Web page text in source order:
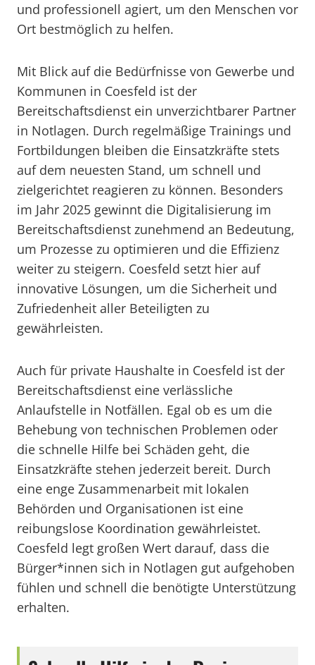
und professionell agiert, um den Menschen vor
Ort bestmöglich zu helfen.
Mit Blick auf die Bedürfnisse von Gewerbe und
Kommunen in Coesfeld ist der
Bereitschaftsdienst ein unverzichtbarer Partner
in Notlagen. Durch regelmäßige Trainings und
Fortbildungen bleiben die Einsatzkräfte stets
auf dem neuesten Stand, um schnell und
zielgerichtet reagieren zu können. Besonders
im Jahr 2025 gewinnt die Digitalisierung im
Bereitschaftsdienst zunehmend an Bedeutung,
um Prozesse zu optimieren und die Effizienz
weiter zu steigern. Coesfeld setzt hier auf
innovative Lösungen, um die Sicherheit und
Zufriedenheit aller Beteiligten zu
gewährleisten.
Auch für private Haushalte in Coesfeld ist der
Bereitschaftsdienst eine verlässliche
Anlaufstelle in Notfällen. Egal ob es um die
Behebung von technischen Problemen oder
die schnelle Hilfe bei Schäden geht, die
Einsatzkräfte stehen jederzeit bereit. Durch
eine enge Zusammenarbeit mit lokalen
Behörden und Organisationen ist eine
reibungslose Koordination gewährleistet.
Coesfeld legt großen Wert darauf, dass die
Bürger*innen sich in Notlagen gut aufgehoben
fühlen und schnell die benötigte Unterstützung
erhalten.